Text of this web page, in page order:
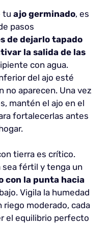
tu ajo germinado, es
pasos
de dejarlo tapado
la salida de las
con agua.
del ajo esté
no aparecen. Una vez
mantén el ajo en el
fortalecerlas antes
tierra es crítico.
sea fértil y tenga un
con la punta hacia
Vigila la humedad
riego moderado, cada
el equilibrio perfecto